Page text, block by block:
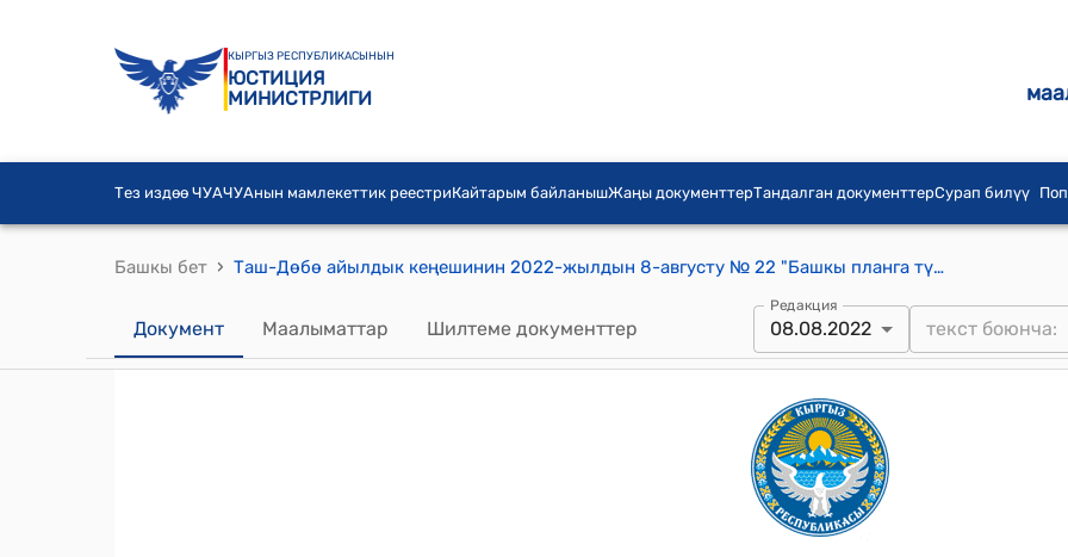
КЫРГЫЗ РЕСПУБЛИКАСЫНЫН
ЮСТИЦИЯ
МИНИСТРЛИГИ
Тез издөө ЧУАЧУАнын мамлекеттик реестриКайтарым байланышЖаңы документтерТандалган документтерСурап билүү
Башкы бет › Таш-Дөбө айылдык кеңешинин 2022-жылдын 8-августу № 22 "Башкы планга түзөтүүлөрдү киргизүүгө уруксат берүү жөнүндө" токтому
Документ Маалыматтар Шилтеме документтер
Редакция
08.08.2022